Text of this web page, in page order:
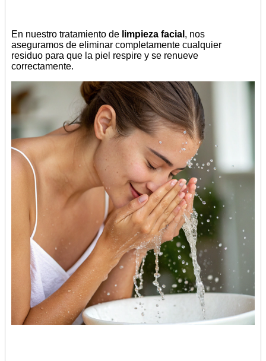
En nuestro tratamiento de limpieza facial , nos
aseguramos de eliminar completamente cualquier
residuo para que la piel respire y se renueve
correctamente.